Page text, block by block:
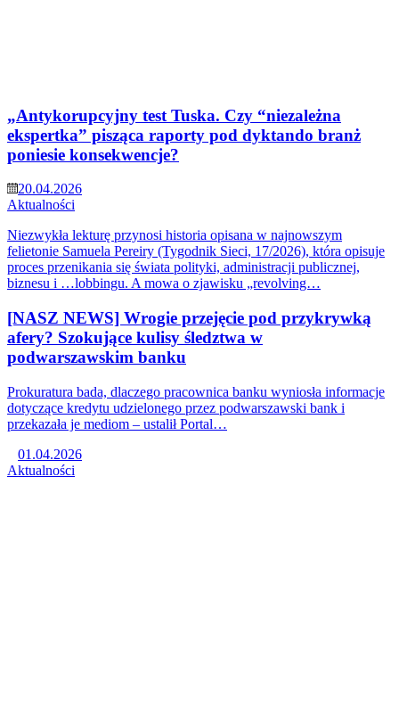
„Antykorupcyjny test Tuska. Czy “niezależna
ekspertka” pisząca raporty pod dyktando branż
poniesie konsekwencje?
20.04.2026
Aktualności
Niezwykła lekturę przynosi historia opisana w najnowszym
felietonie Samuela Pereiry (Tygodnik Sieci, 17/2026), która opisuje
proces przenikania się świata polityki, administracji publicznej,
biznesu i …lobbingu. A mowa o zjawisku „revolving…
[NASZ NEWS] Wrogie przejęcie pod przykrywką
afery? Szokujące kulisy śledztwa w
podwarszawskim banku
Prokuratura bada, dlaczego pracownica banku wyniosła informacje
dotyczące kredytu udzielonego przez podwarszawski bank i
przekazała je mediom – ustalił Portal…
01.04.2026
Aktualności